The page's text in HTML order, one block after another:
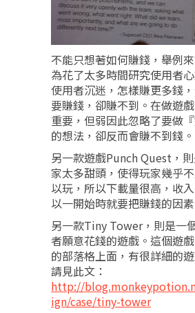
不能只想著如何賺錢，舉例
為花了太多時間研究使用者
使用者沉迷，怎樣賺更多錢
要賺錢，卻賺不到。在做遊
重要，但弱因此忽略了要做『
的想法，卻反而會賺不到錢。
另一款遊戲Punch Quest，
家太多甜頭，使得玩家幾乎
以玩，所以下載量很高，收
以一開始時就要把賺錢的因
另一款Tiny Tower，則是一
者願意花錢的遊戲。這個遊
的部落格上面，有很詳細的遊
請見此文：
http://
ign/case/tiny-tower